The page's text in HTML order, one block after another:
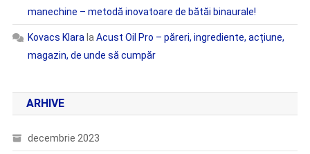
manechine – metodă inovatoare de bătăi binaurale!
Kovacs Klara la Acust Oil Pro – păreri, ingrediente, acțiune,
magazin, de unde să cumpăr
ARHIVE
decembrie 2023